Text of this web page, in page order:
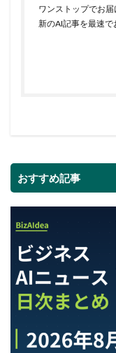
ワンストップでお
新のAI記事を最速で
おすすめ記事